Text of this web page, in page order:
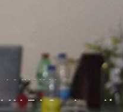
SEO
E I Contenuti…